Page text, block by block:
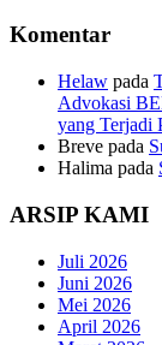
Komentar
Helaw pada
Advokasi
yang Terjadi
Breve pada
Halima pada
ARSIP KAMI
Juli 2026
Juni 2026
Mei 2026
April 2026